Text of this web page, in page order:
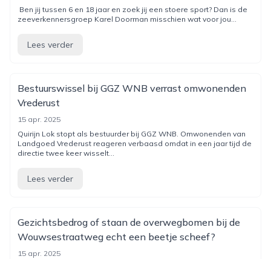
Ben jij tussen 6 en 18 jaar en zoek jij een stoere sport? Dan is de
zeeverkennersgroep Karel Doorman misschien wat voor jou...
Lees verder
Bestuurswissel bij GGZ WNB verrast omwonenden
Vrederust
15 apr. 2025
Quirijn Lok stopt als bestuurder bij GGZ WNB. Omwonenden van
Landgoed Vrederust reageren verbaasd omdat in een jaar tijd de
directie twee keer wisselt...
Lees verder
Gezichtsbedrog of staan de overwegbomen bij de
Wouwsestraatweg echt een beetje scheef?
15 apr. 2025